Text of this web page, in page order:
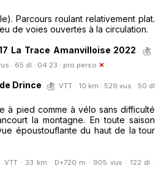
Parcours roulant relativement plat.
de voies ouvertes à la circulation.
La Trace Amanvilloise 2022
· 65 dl · 04:23 · pro.perso
Drince
VTT · 10 km · 529 vus · 50 dl
à pied comme à vélo sans difficulté
la montagne. En toute saison
époustouflante du haut de la tour
VTT · 33 km · D+720 m · 905 vus · 122 dl ·